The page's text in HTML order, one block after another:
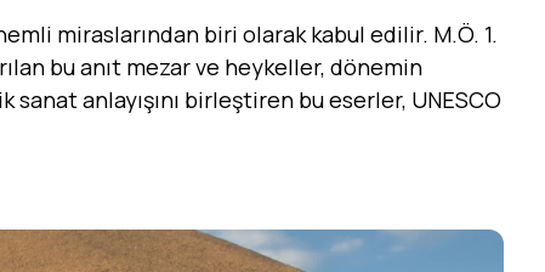
miraslarından biri olarak kabul edilir. M.Ö. 1.
bu anıt mezar ve heykeller, dönemin
anlayışını birleştiren bu eserler, UNESCO